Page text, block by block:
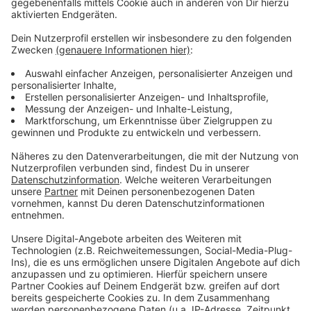
Anzeige
Frost
Anzeige
Das gesamte Wissen ist immer dabei: Dank
Smartphone und Wikipedia haben die meisten von uns
quasi das sämtliches Wissen der Menschheit ständig
in der Hosentasche. Immerhin gibt es fast 3 Millionen
deutsche Wikipedia-Artikel. Und unser Moderator
Hendrik Frost dachte sich: 'Es wird Zeit, dass sich das
alles mal jemand durchliest!'
Anzeige